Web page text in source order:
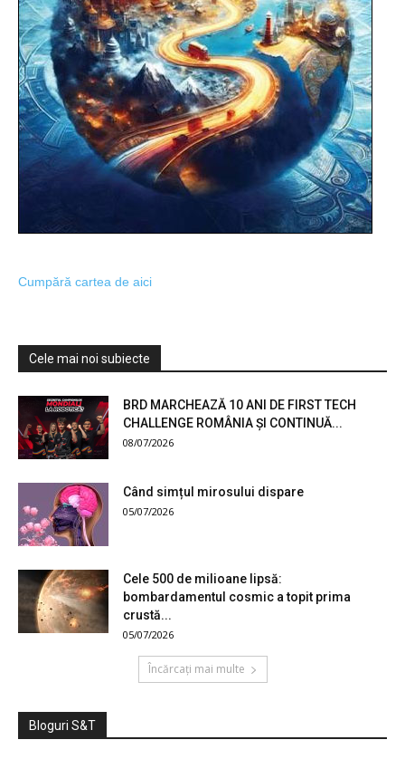
Cumpără cartea de aici
Cele mai noi subiecte
BRD MARCHEAZĂ 10 ANI DE FIRST TECH
CHALLENGE ROMÂNIA ȘI CONTINUĂ...
08/07/2026
Când simțul mirosului dispare
05/07/2026
Cele 500 de milioane lipsă:
bombardamentul cosmic a topit prima
crustă...
05/07/2026
Încărcați mai multe
Bloguri S&T